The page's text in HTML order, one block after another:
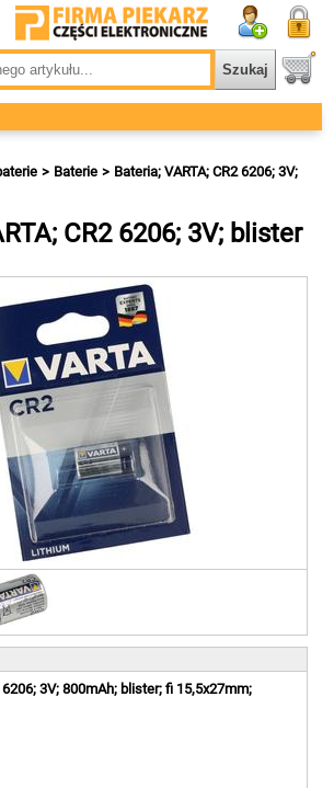
Baterie
Bateria; VARTA; CR2 6206; 3V;
CR2 6206; 3V; blister
3V; 800mAh; blister; fi 15,5x27mm;